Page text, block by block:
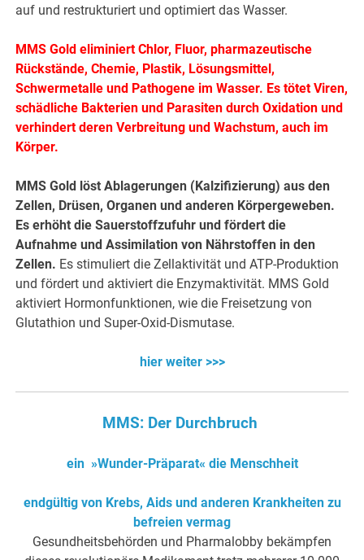
auf und restrukturiert und optimiert das Wasser.
MMS Gold eliminiert Chlor, Fluor, pharmazeutische
Rückstände, Chemie, Plastik, Lösungsmittel,
Schwermetalle und Pathogene im Wasser. Es tötet Viren,
schädliche Bakterien und Parasiten durch Oxidation und
verhindert deren Verbreitung und Wachstum, auch im
Körper.
MMS Gold löst Ablagerungen (Kalzifizierung) aus den
Zellen, Drüsen, Organen und anderen Körpergeweben.
Es erhöht die Sauerstoffzufuhr und fördert die
Aufnahme und Assimilation von Nährstoffen in den
Zellen. Es stimuliert die Zellaktivität und ATP-Produktion
und fördert und aktiviert die Enzymaktivität. MMS Gold
aktiviert Hormonfunktionen, wie die Freisetzung von
Glutathion und Super-Oxid-Dismutase.
hier weiter >>>
MMS: Der Durchbruch
ein »Wunder-Präparat« die Menschheit
endgültig von Krebs, Aids und anderen Krankheiten zu
befreien vermag
Gesundheitsbehörden und Pharmalobby bekämpfen